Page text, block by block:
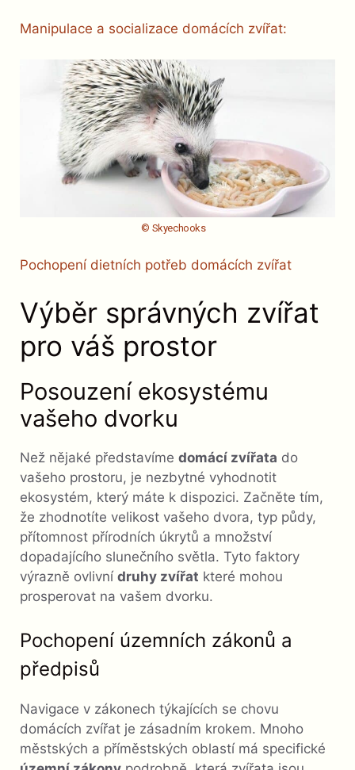
Manipulace a socializace domácích zvířat:
© Skyechooks
Pochopení dietních potřeb domácích zvířat
Výběr správných zvířat
pro váš prostor
Posouzení ekosystému
vašeho dvorku
Než nějaké představíme domácí zvířata do
vašeho prostoru, je nezbytné vyhodnotit
ekosystém, který máte k dispozici. Začněte tím,
že zhodnotíte velikost vašeho dvora, typ půdy,
přítomnost přírodních úkrytů a množství
dopadajícího slunečního světla. Tyto faktory
výrazně ovlivní druhy zvířat které mohou
prosperovat na vašem dvorku.
Pochopení územních zákonů a
předpisů
Navigace v zákonech týkajících se chovu
domácích zvířat je zásadním krokem. Mnoho
městských a příměstských oblastí má specifické